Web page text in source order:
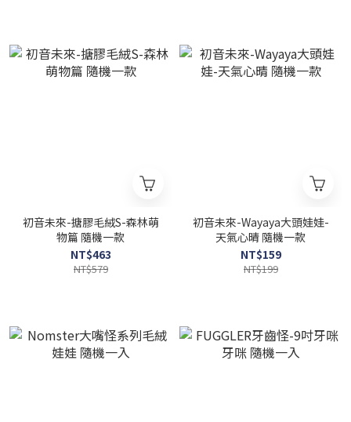
初音未來-搪膠毛絨S-森林萌
物篇 隨機一款
NT$463
NT$579
初音未來-Wayaya大頭娃娃-
天氣心晴 隨機一款
NT$159
NT$199